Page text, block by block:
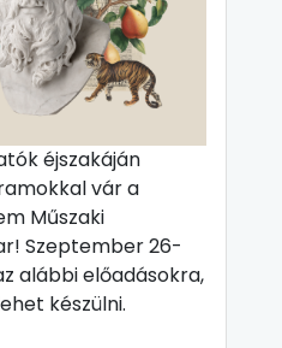
éjszakáján
vár a
Műszaki
Szeptember 26-
alábbi előadásokra,
készülni.